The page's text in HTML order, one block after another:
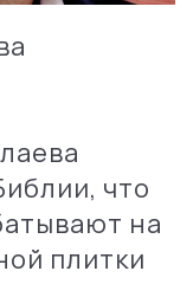
что
на
плитки